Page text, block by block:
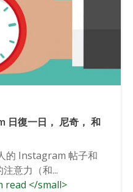
日復一日， 尼奇， 和
的 Instagram 帖子和
意力（和...
read </small>